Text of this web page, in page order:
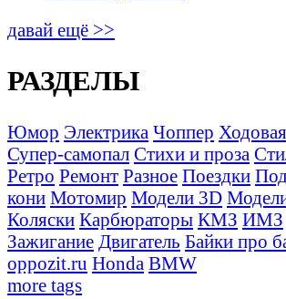
давай ещё >>
РАЗДЕЛЫ
Юмор Электрика Чоппер Ходовая
Супер-самопал Стихи и проза
Ретро Ремонт Разное Поездки
кони Мотомир Модели 3D
Коляски Карбюраторы КМЗ ИМЗ
Зажигание Двигатель Байки про
oppozit.ru Honda BMW
more tags